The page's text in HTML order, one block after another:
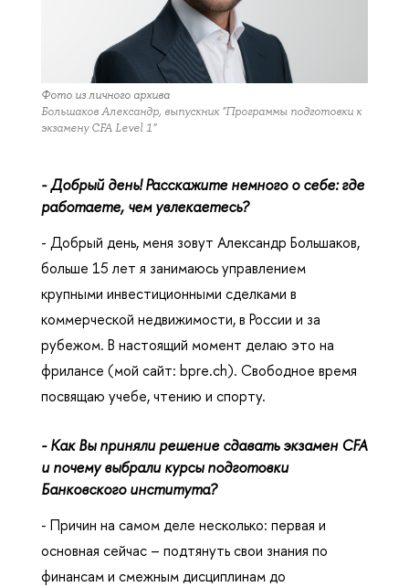
Фото из личного архива
Большаков Александр, выпускник "Программы подготовки к
экзамену CFA Level 1"
- Добрый день! Расскажите немного о себе: где
работаете, чем увлекаетесь?
- Добрый день, меня зовут Александр Большаков,
больше 15 лет я занимаюсь управлением
крупными инвестиционными сделками в
коммерческой недвижимости, в России и за
рубежом. В настоящий момент делаю это на
фрилансе (мой сайт: bpre.ch). Свободное время
посвящаю учебе, чтению и спорту.
- Как Вы приняли решение сдавать экзамен CFA
и почему выбрали курсы подготовки
Банковского института?
- Причин на самом деле несколько: первая и
основная сейчас – подтянуть свои знания по
финансам и смежным дисциплинам до